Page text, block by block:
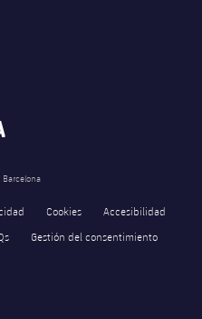
Barcelona
Cookies
Accesibilidad
Gestión del consentimiento